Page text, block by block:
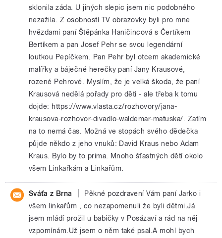
sklonila záda. U jiných slepic jsem nic podobného
nezažila. Z osobností TV obrazovky byli pro mne
hvězdami paní Štěpánka Haničincová s Čertíkem
Bertíkem a pan Josef Pehr se svou legendární
loutkou Pepíčkem. Pan Pehr byl otcem akademické
malířky a báječné herečky paní Jany Krausové,
rozené Pehrové. Myslím, že je velká škoda, že paní
Krausová nedělá pořady pro děti - ale třeba k tomu
dojde: https://www.vlasta.cz/rozhovory/jana-
krausova-rozhovor-divadlo-waldemar-matuska/. Zatím
na to nemá čas. Možná ve stopách svého dědečka
půjde někdo z jeho vnuků: David Kraus nebo Adam
Kraus. Bylo by to prima. Mnoho šťastných dětí okolo
všem Linkařkám a Linkařům.
Sváťa z Brna
Pěkné pozdravení Vám paní Jarko i
všem linkařům , co nezapomenuli že byli dětmi.Já
jsem mládí prožil u babičky v Posázaví a rád na něj
vzpomínám.Už jsem o něm také psal.A mohl bych